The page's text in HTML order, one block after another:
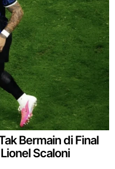
Bermain di Final
Scaloni